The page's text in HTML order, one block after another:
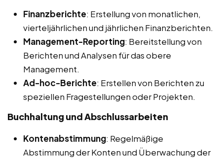
Finanzberichte: Erstellung von monatlichen,
vierteljährlichen und jährlichen Finanzberichten.
Management-Reporting: Bereitstellung von
Berichten und Analysen für das obere
Management.
Ad-hoc-Berichte: Erstellen von Berichten zu
speziellen Fragestellungen oder Projekten.
Buchhaltung und Abschlussarbeiten
Kontenabstimmung: Regelmäßige
Abstimmung der Konten und Überwachung der